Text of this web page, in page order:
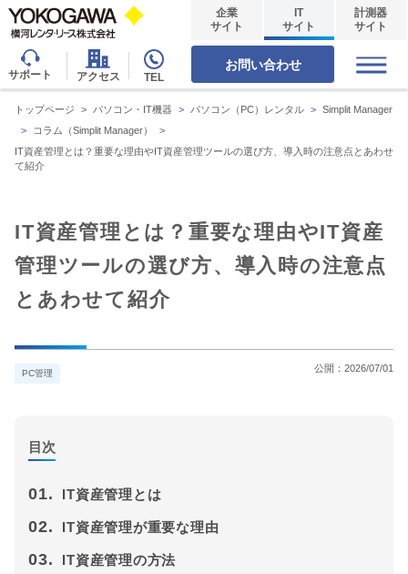
サポート アクセス TEL
企業
サイト
IT
サイト
計測器
サイト
お問い合わせ
トップページ > パソコン・IT機器 > パソコン（PC）レンタル > Simplit Manager
>
コラム（Simplit Manager）
>
IT資産管理とは？重要な理由やIT資産管理ツールの選び方、導入時の注意点とあわせ
て紹介
IT資産管理とは？重要な理由やIT資産
管理ツールの選び方、導入時の注意点
とあわせて紹介
PC管理 公開： 2026/07/01
目次
01. IT資産管理とは
02. IT資産管理が重要な理由
03. IT資産管理の方法